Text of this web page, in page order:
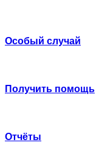
Особый случай
Получить помощь
Отчёты